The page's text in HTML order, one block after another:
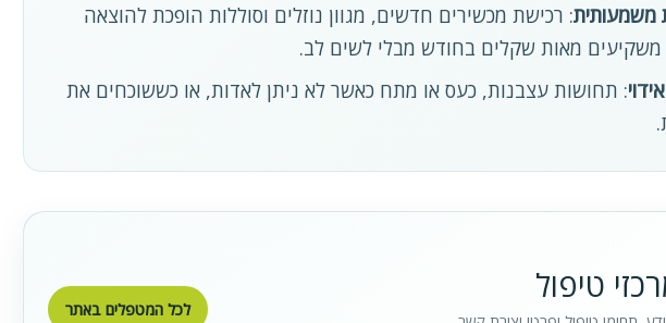
משמעותית: רכישת מכשירים חדשים, מגוון נוזלים וסוללות הופכת להוצאה
מאות שקלים בחודש מבלי לשים לב.
: תחושות עצבנות, כעס או מתח כאשר לא ניתן לאדות, או כששוכחים את
טיפול
לכל המטפלים באתר